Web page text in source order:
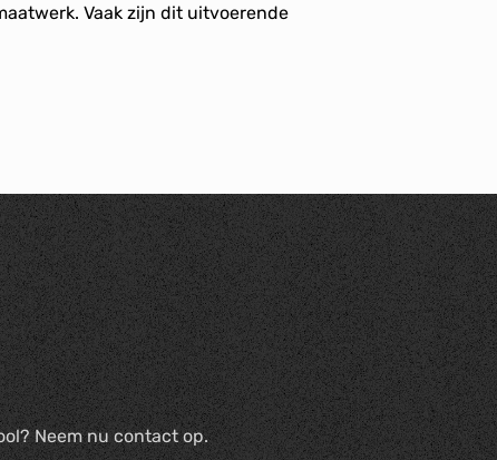
Vaak zijn dit uitvoerende
Neem nu contact op.